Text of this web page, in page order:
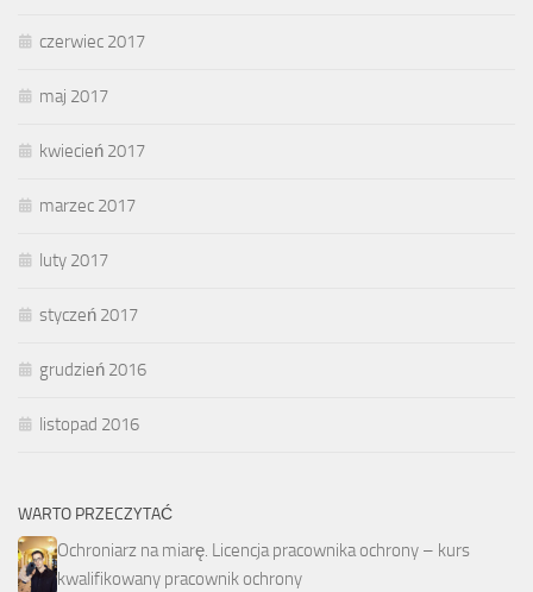
czerwiec 2017
maj 2017
kwiecień 2017
marzec 2017
luty 2017
styczeń 2017
grudzień 2016
listopad 2016
WARTO PRZECZYTAĆ
Ochroniarz na miarę. Licencja pracownika ochrony – kurs
kwalifikowany pracownik ochrony